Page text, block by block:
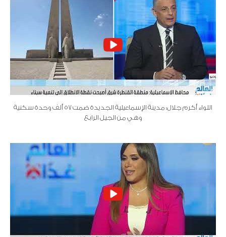
اللواء أكرم جلال: مدينة الإسماعيلية الجديدة ضمت 57 ألف وحدة سكنية
وهي من الجيل الرابع